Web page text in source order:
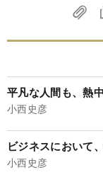
平凡な人間も、熱
小西史彦
ビジネスにおいて
小西史彦